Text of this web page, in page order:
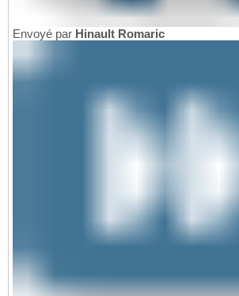
Envoyé par Hinault Romaric